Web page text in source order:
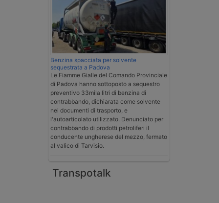
Benzina spacciata per solvente
sequestrata a Padova
Le Fiamme Gialle del Comando Provinciale
di Padova hanno sottoposto a sequestro
preventivo 33mila litri di benzina di
contrabbando, dichiarata come solvente
nei documenti di trasporto, e
l'autoarticolato utilizzato. Denunciato per
contrabbando di prodotti petroliferi il
conducente ungherese del mezzo, fermato
al valico di Tarvisio.
Transpotalk